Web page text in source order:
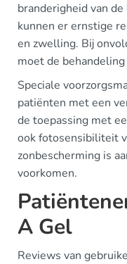
branderigheid van
kunnen er ernstige
en zwelling. Bij
moet de
Speciale
patiënten met een
de toepassing met
ook fotosensibiliteit
zonbescherming is
voorkomen.
A Gel
Reviews van